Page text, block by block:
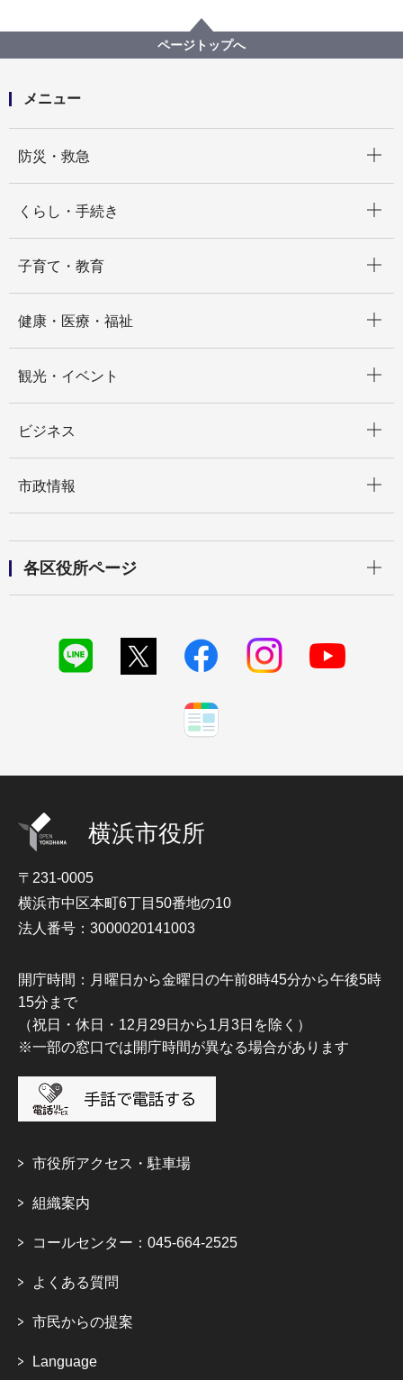
【入札結果掲載】新型コロナウイルス感染症対策にか
かる児童福祉施設等へのマスク配送業務委託
ページトップへ
メニュー
防災・救急
くらし・手続き
子育て・教育
健康・医療・福祉
観光・イベント
ビジネス
市政情報
各区役所ページ
横浜市役所
〒231-0005
横浜市中区本町6丁目50番地の10
法人番号：3000020141003
開庁時間：月曜日から金曜日の午前8時45分から午後5時
15分まで
（祝日・休日・12月29日から1月3日を除く）
※一部の窓口では開庁時間が異なる場合があります
市役所アクセス・駐車場
組織案内
コールセンター：045-664-2525
よくある質問
市民からの提案
Language